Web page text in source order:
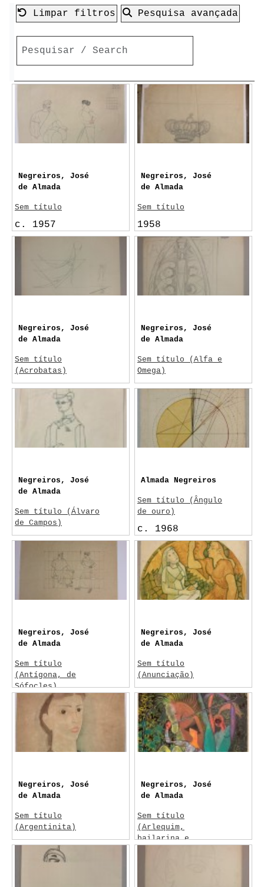
Limpar filtros Pesquisa avançada
Negreiros, José
de Almada
Sem título
c. 1957
Negreiros, José
de Almada
Sem título
1958
Negreiros, José
de Almada
Sem título
(Acrobatas)
Sem data
Negreiros, José
de Almada
Sem título (Alfa e
Omega)
c. 1950
Lisboa
Porfírio Pardal
Monteiro
Negreiros, José
de Almada
Sem título (Álvaro
de Campos)
c. 1959
Álvaro de Campos
Almada Negreiros
Sem título (Ângulo
de ouro)
c. 1968
Negreiros, José
de Almada
Sem título
(Antígona, de
Sófocles)
c.1958
Negreiros, José
de Almada
Sem título
(Anunciação)
Sem data
Negreiros, José
de Almada
Sem título
(Argentinita)
1925
Negreiros, José
de Almada
Sem título
(Arlequim,
bailarina e